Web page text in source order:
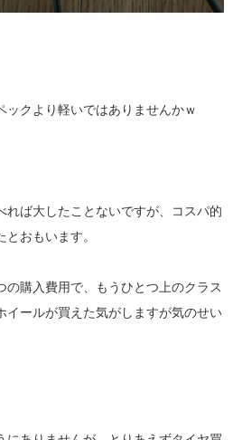
ックより軽いではありませんかｗ
れば大したことないですが、コスパ的
おもいます。
の購入費用で、もうひとつ上のクラス
イールが買えた気がしますが気のせい